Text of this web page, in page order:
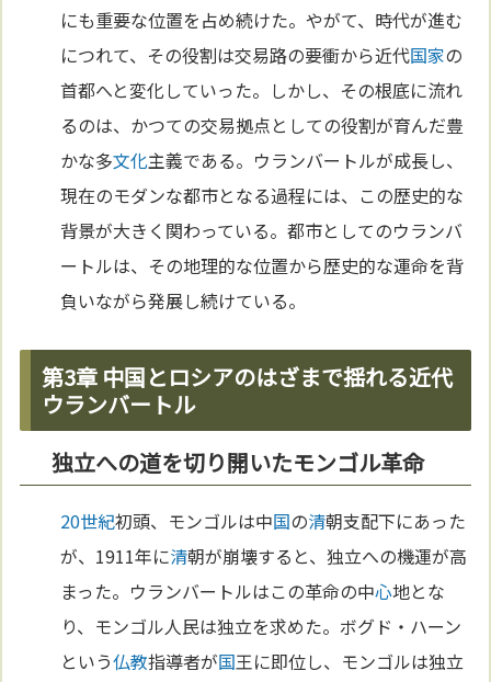
にも重要な位置を占め続けた。やがて、時代が進む
につれて、その役割は交易路の要衝から近代国家の
首都へと変化していった。しかし、その根底に流れ
るのは、かつての交易拠点としての役割が育んだ豊
かな多文化主義である。ウランバートルが成長し、
現在のモダンな都市となる過程には、この歴史的な
背景が大きく関わっている。都市としてのウランバ
ートルは、その地理的な位置から歴史的な運命を背
負いながら発展し続けている。
第3章 中国とロシアのはざまで揺れる近代
ウランバートル
独立への道を切り開いたモンゴル革命
20世紀初頭、モンゴルは中国の清朝支配下にあった
が、1911年に清朝が崩壊すると、独立への機運が高
まった。ウランバートルはこの革命の中心地とな
り、モンゴル人民は独立を求めた。ボグド・ハーン
という仏教指導者が国王に即位し、モンゴルは独立